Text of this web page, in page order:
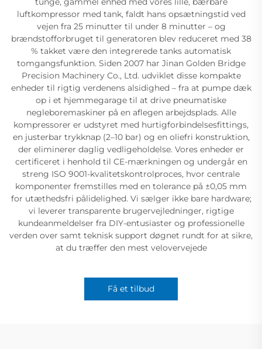
luftkompressor med tank, faldt hans opsætningstid ved
vejen fra 25 minutter til under 8 minutter – og
brændstofforbruget til generatoren blev reduceret med 38
% takket være den integrerede tanks automatisk
tomgangsfunktion. Siden 2007 har Jinan Golden Bridge
Precision Machinery Co., Ltd. udviklet disse kompakte
enheder til rigtig verdenens alsidighed – fra at pumpe dæk
op i et hjemmegarage til at drive pneumatiske
negleboremaskiner på en aflegen arbejdsplads. Alle
kompressorer er udstyret med hurtigforbindelsesfittings,
en justerbar trykknap (2–10 bar) og en oliefri konstruktion,
der eliminerer daglig vedligeholdelse. Vores enheder er
certificeret i henhold til CE-mærkningen og undergår en
streng ISO 9001-kvalitetskontrolproces, hvor centrale
komponenter fremstilles med en tolerance på ±0,05 mm
for utæthedsfri pålidelighed. Vi sælger ikke bare hardware;
vi leverer transparente brugervejledninger, rigtige
kundeanmeldelser fra DIY-entusiaster og professionelle
verden over samt teknisk support døgnet rundt for at sikre,
at du træffer den mest velovervejede
Få et tilbud